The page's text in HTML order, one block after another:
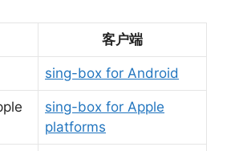
客户端
sing-box for Android
sing-box for Apple
platforms